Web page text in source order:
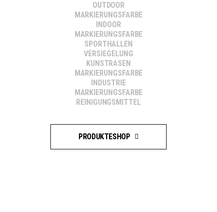
OUTDOOR
MARKIERUNGSFARBE
INDOOR
MARKIERUNGSFARBE
SPORTHALLEN
VERSIEGELUNG
KUNSTRASEN
MARKIERUNGSFARBE
INDUSTRIE
MARKIERUNGSFARBE
REINIGUNGSMITTEL
PRODUKTESHOP